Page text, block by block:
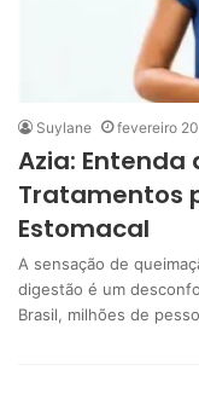
Suylane fevereiro
Azia: Entenda
Tratamentos
Estomacal
A sensação de
digestão é um
Brasil, milhões de